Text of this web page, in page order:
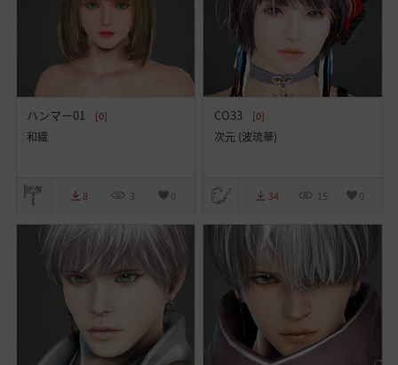
ハンマー01 [0]
和織
8 3 0
CO33 [0]
次元 (波琉華)
34 15 0